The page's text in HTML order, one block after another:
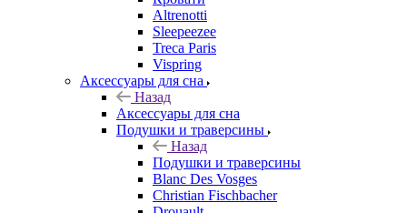
Altrenotti
Sleepeezee
Treca Paris
Vispring
Аксессуары для сна
Назад
Аксессуары для сна
Подушки и траверсины
Назад
Подушки и траверсины
Blanc Des Vosges
Christian Fischbacher